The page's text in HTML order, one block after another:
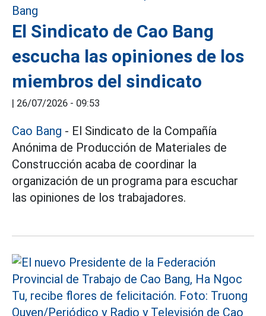
El Sindicato de Cao Bang
escucha las opiniones de los
miembros del sindicato
| 26/07/2026 - 09:53
Cao Bang - El Sindicato de la Compañía
Anónima de Producción de Materiales de
Construcción acaba de coordinar la
organización de un programa para escuchar
las opiniones de los trabajadores.